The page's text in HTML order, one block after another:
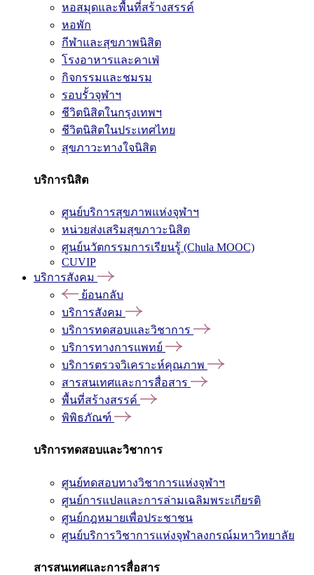
หอสมุดและพื้นที่สร้างสรรค์
หอพัก
กีฬาและสุขภาพนิสิต
โรงอาหารและคาเฟ่
กิจกรรมและชมรม
รอบรั้วจุฬาฯ
ชีวิตนิสิตในกรุงเทพฯ
ชีวิตนิสิตในประเทศไทย
สุขภาวะทางใจนิสิต
บริการนิสิต
ศูนย์บริการสุขภาพแห่งจุฬาฯ
หน่วยส่งเสริมสุขภาวะนิสิต
ศูนย์นวัตกรรมการเรียนรู้ (Chula MOOC)
CUVIP
บริการสังคม
ย้อนกลับ
บริการสังคม
บริการทดสอบและวิชาการ
บริการทางการแพทย์
บริการตรวจวิเคราะห์คุณภาพ
สารสนเทศและการสื่อสาร
พื้นที่สร้างสรรค์
พิพิธภัณฑ์
บริการทดสอบและวิชาการ
ศูนย์ทดสอบทางวิชาการแห่งจุฬาฯ
ศูนย์การแปลและการล่ามเฉลิมพระเกียรติ
ศูนย์กฎหมายเพื่อประชาชน
ศูนย์บริการวิชาการแห่งจุฬาลงกรณ์มหาวิทยาลัย
สารสนเทศและการสื่อสาร